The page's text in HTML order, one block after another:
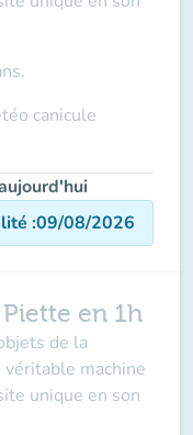
canicule
:09/08/2026
en 1h
de la
véritable machine
unique en son